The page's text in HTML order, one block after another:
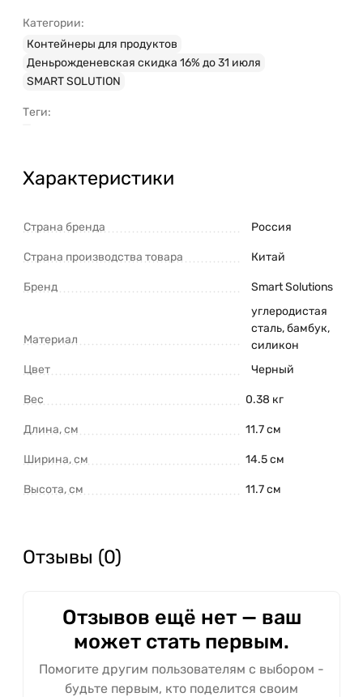
силикон. Размеры: 11,7х11,7х14,5 см. Объем: 1,7 л.
Цвет: графит. Загрязнения рекомендуется
удалять при помощи мягкого влажного
материала. После очищения банку необходимо
посудомоечной машине, использование
Категории:
Контейнеры для продуктов
Деньрожденевская скидка 16% до 31 июля
SMART SOLUTION
Теги:
Характеристики
Страна бренда Россия
Страна производства товара Китай
Бренд Smart Solutions
Материал
углеродистая
сталь, бамбук,
силикон
Цвет
Черный
Вес 0.38 кг
Длина, см 11.7 см
Ширина, см 14.5 см
Высота, см 11.7 см
Отзывы (0)
Отзывов ещё нет — ваш
может стать первым.
Помогите другим пользователям с выбором -
будьте первым, кто поделится своим